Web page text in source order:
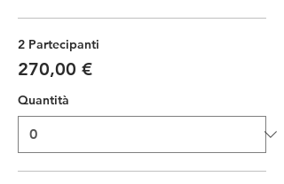
2 Partecipanti
270,00 €
Quantità